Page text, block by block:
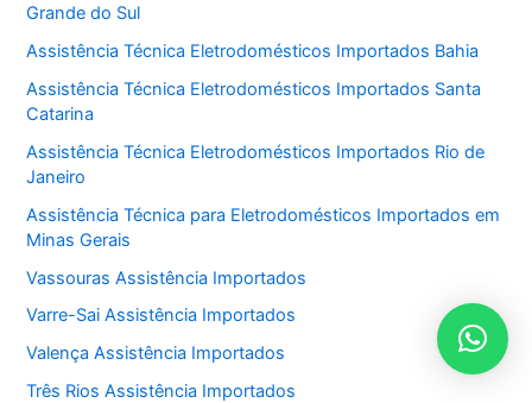
Grande do Sul
Assistência Técnica Eletrodomésticos Importados Bahia
Assistência Técnica Eletrodomésticos Importados Santa
Catarina
Assistência Técnica Eletrodomésticos Importados Rio de
Janeiro
Assistência Técnica para Eletrodomésticos Importados em
Minas Gerais
Vassouras Assistência Importados
Varre-Sai Assistência Importados
Valença Assistência Importados
Três Rios Assistência Importados